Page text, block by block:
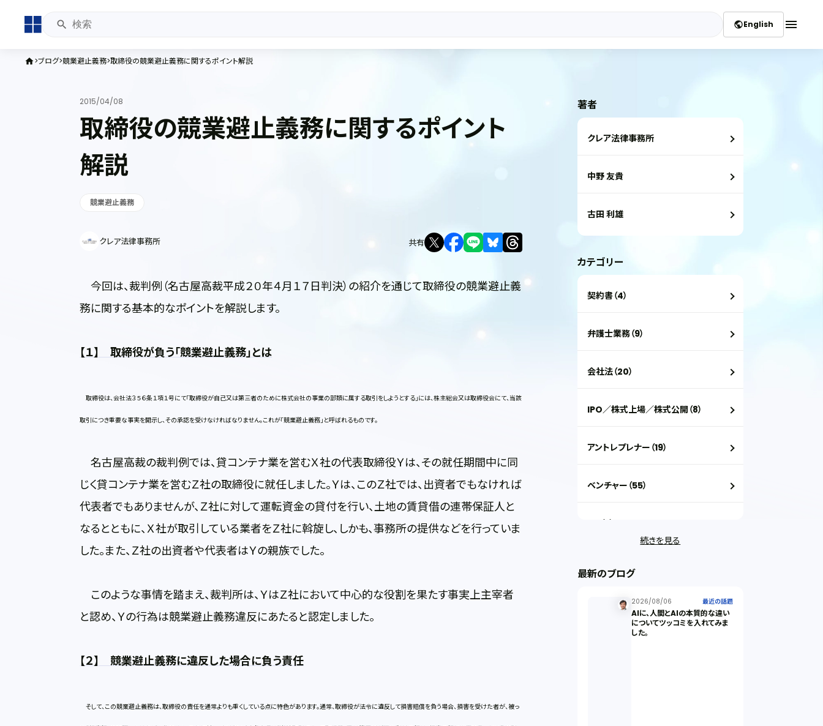
publicEnglish menu
home ブログ 競業避止義務 取締役の競業避止義務に関するポイント解説
2015/04/08
取締役の競業避止義務に関するポイント
解説
競業避止義務
クレア法律事務所 共有
今回は、裁判例（名古屋高裁平成２０年４月１７日判決）の紹介を通じて取締役の競業避止義
務に関する基本的なポイントを解説します。
【１】 取締役が負う「競業避止義務」とは
取締役は、会社法３５６条１項１号にて「取締役が自己又は第三者のために株式会社の事業の部類に属する取引をしようとする」には、株主総会又は取締役会にて、当該
取引につき重要な事実を開示し、その承認を受けなければなりません。これが「競業避止義務」と呼ばれるものです。
名古屋高裁の裁判例では、貸コンテナ業を営むＸ社の代表取締役Ｙは、その就任期間中に同
じく貸コンテナ業を営むＺ社の取締役に就任しました。Ｙは、このＺ社では、出資者でもなければ
代表者でもありませんが、Ｚ社に対して運転資金の貸付を行い、土地の賃貸借の連帯保証人と
なるとともに、Ｘ社が取引している業者をＺ社に斡旋し、しかも、事務所の提供などを行っていま
した。また、Ｚ社の出資者や代表者はＹの親族でした。
このような事情を踏まえ、裁判所は、ＹはＺ社において中心的な役割を果たす事実上主宰者
と認め、Ｙの行為は競業避止義務違反にあたると認定しました。
【２】 競業避止義務に違反した場合に負う責任
そして、この競業避止義務は、取締役の責任を通常よりも重くしている点に特色があります。通常、取締役が法令に違反して損害賠償を負う場合、損害を受けた者が、被っ
著者
クレア法律事務所
中野 友貴
古田 利雄
カテゴリー
契約書（4）
弁護士業務（9）
会社法（20）
IPO／株式上場／株式公開（8）
アントレプレナー（19）
ベンチャー（55）
VC（2）
最近の話題（122）
知財戦略（1）
続きを見る
最新のブログ
2026/08/06 最近の話題
AIに、人間とAIの本質的な違い
についてツッコミを入れてみま
した。